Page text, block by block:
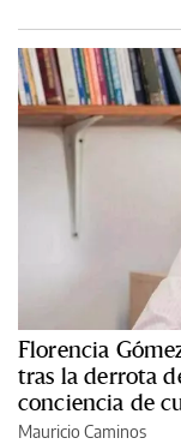
Florencia
tras la derrota
conciencia de
Mauricio Caminos